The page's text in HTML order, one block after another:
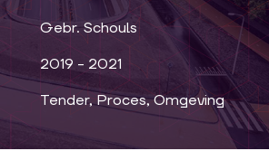
Gebr. Schouls
2019 - 2021
Tender, Proces, Omgeving